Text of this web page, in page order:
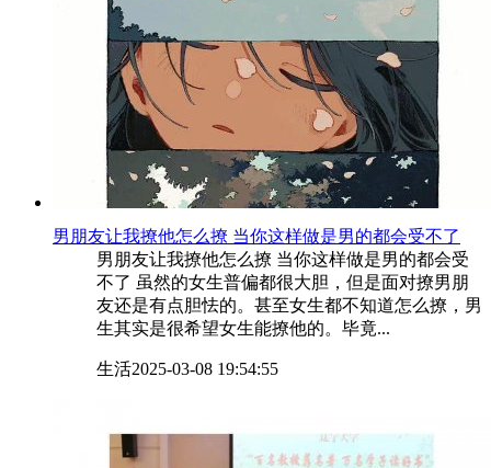
​男朋友让我撩他怎么撩 当你这样做是男的都会受不了
男朋友让我撩他怎么撩 当你这样做是男的都会受
不了 虽然的女生普偏都很大胆，但是面对撩男朋
友还是有点胆怯的。甚至女生都不知道怎么撩，男
生其实是很希望女生能撩他的。毕竟...
生活2025-03-08 19:54:55